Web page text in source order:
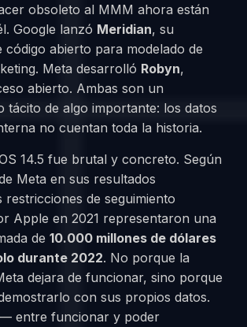
obsoleto al MMM ahora están
Google lanzó Meridian, su
código abierto para modelado de
Meta desarrolló Robyn,
abierto. Ambas son un
tácito de algo importante: los datos
no cuentan toda la historia.
14.5 fue brutal y concreto. Según
Meta en sus resultados
restricciones de seguimiento
Apple en 2021 representaron una
de10.000 millones de dólares
durante 2022. No porque la
dejara de funcionar, sino porque
con sus propios datos.
— entre funcionar y poder